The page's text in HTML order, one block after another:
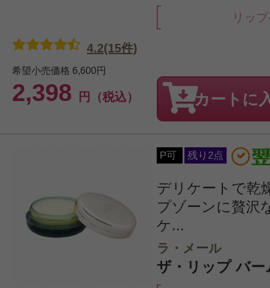
リッ
希望小売価格 6,600円
2,398 円（税込）
4.2(15件)
カートに
P可 残り2点
デリケートで乾
プゾーンに贅沢
ケ...
ラ・メール
ザ・リップ バー